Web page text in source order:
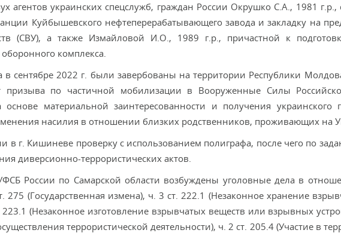
агентов украинских спецслужб, граждан России Окрушко С.А., 1981
Куйбышевского нефтеперерабатывающего завода и закладку на
(СВУ), а также Измайловой И.О., 1989 г.р., причастной к
комплекса.
в сентябре 2022 г. были завербованы на территории Республики
по частичной мобилизации в Вооруженные Силы
материальной заинтересованности и получения украинского
насилия в отношении близких родственников, проживающих на
в г. Кишиневе проверку с использованием полиграфа, после чего по
диверсионно-террористических актов.
России по Самарской области возбуждены уголовные дела в
275 (Государственная измена), ч. 3 ст. 222.1 (Незаконное хранение
(Незаконное изготовление взрывчатых веществ или взрывных
террористической деятельности), ч. 2 ст. 205.4 (Участие в